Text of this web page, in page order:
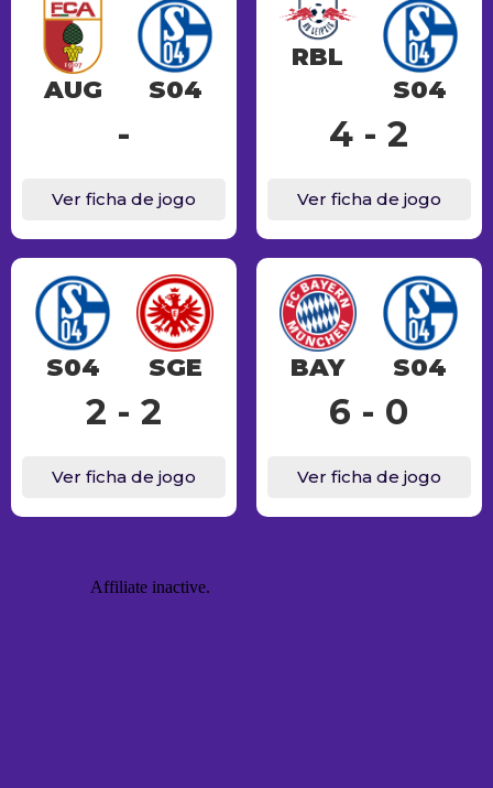
AUG S04
-
Ver ficha de jogo
RBL
S04
4 - 2
Ver ficha de jogo
S04 SGE
2 - 2
Ver ficha de jogo
BAY S04
6 - 0
Ver ficha de jogo